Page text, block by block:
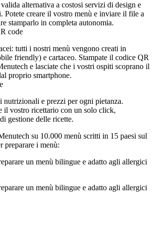
alternativa a costosi servizi di design e
Potete creare il vostro menù e inviare il file a
stamparlo in completa autonomia.
code
tutti i nostri menù vengono creati in
friendly) e cartaceo. Stampate il codice QR
e lasciate che i vostri ospiti scoprano il
proprio smartphone.
nutrizionali e prezzi per ogni pietanza.
il vostro ricettario con un solo click,
gestione delle ricette.
su 10.000 menù scritti in 15 paesi sul
preparare i menù:
un menù bilingue e adatto agli allergici
un menù bilingue e adatto agli allergici